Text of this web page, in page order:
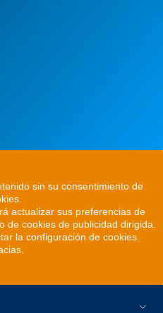
sin su consentimiento de
actualizar sus preferencias de
de cookies de publicidad dirigida.
la configuración de cookies.